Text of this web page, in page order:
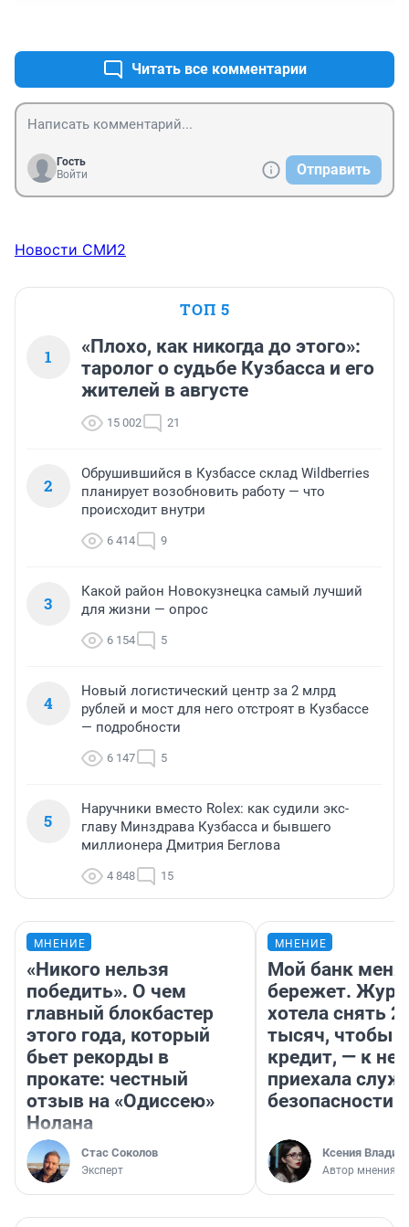
Читать все комментарии
Гость
Войти
Отправить
Новости СМИ2
ТОП 5
1
«Плохо, как никогда до этого»:
таролог о судьбе Кузбасса и его
жителей в августе
15 002 21
2
Обрушившийся в Кузбассе склад Wildberries
планирует возобновить работу — что
происходит внутри
6 414 9
3
Какой район Новокузнецка самый лучший
для жизни — опрос
6 154 5
4
Новый логистический центр за 2 млрд
рублей и мост для него отстроят в Кузбассе
— подробности
6 147 5
5
Наручники вместо Rolex: как судили экс-
главу Минздрава Кузбасса и бывшего
миллионера Дмитрия Беглова
4 848 15
МНЕНИЕ
«Никого нельзя
победить». О чем
главный блокбастер
этого года, который
бьет рекорды в
прокате: честный
отзыв на «Одиссею»
Нолана
Стас Соколов
Эксперт
МНЕНИЕ
Мой банк меня
бережет.
хотела снять
тысяч, чтобы
кредит, — к
приехала
безопасности
Ксения
Автор мнения